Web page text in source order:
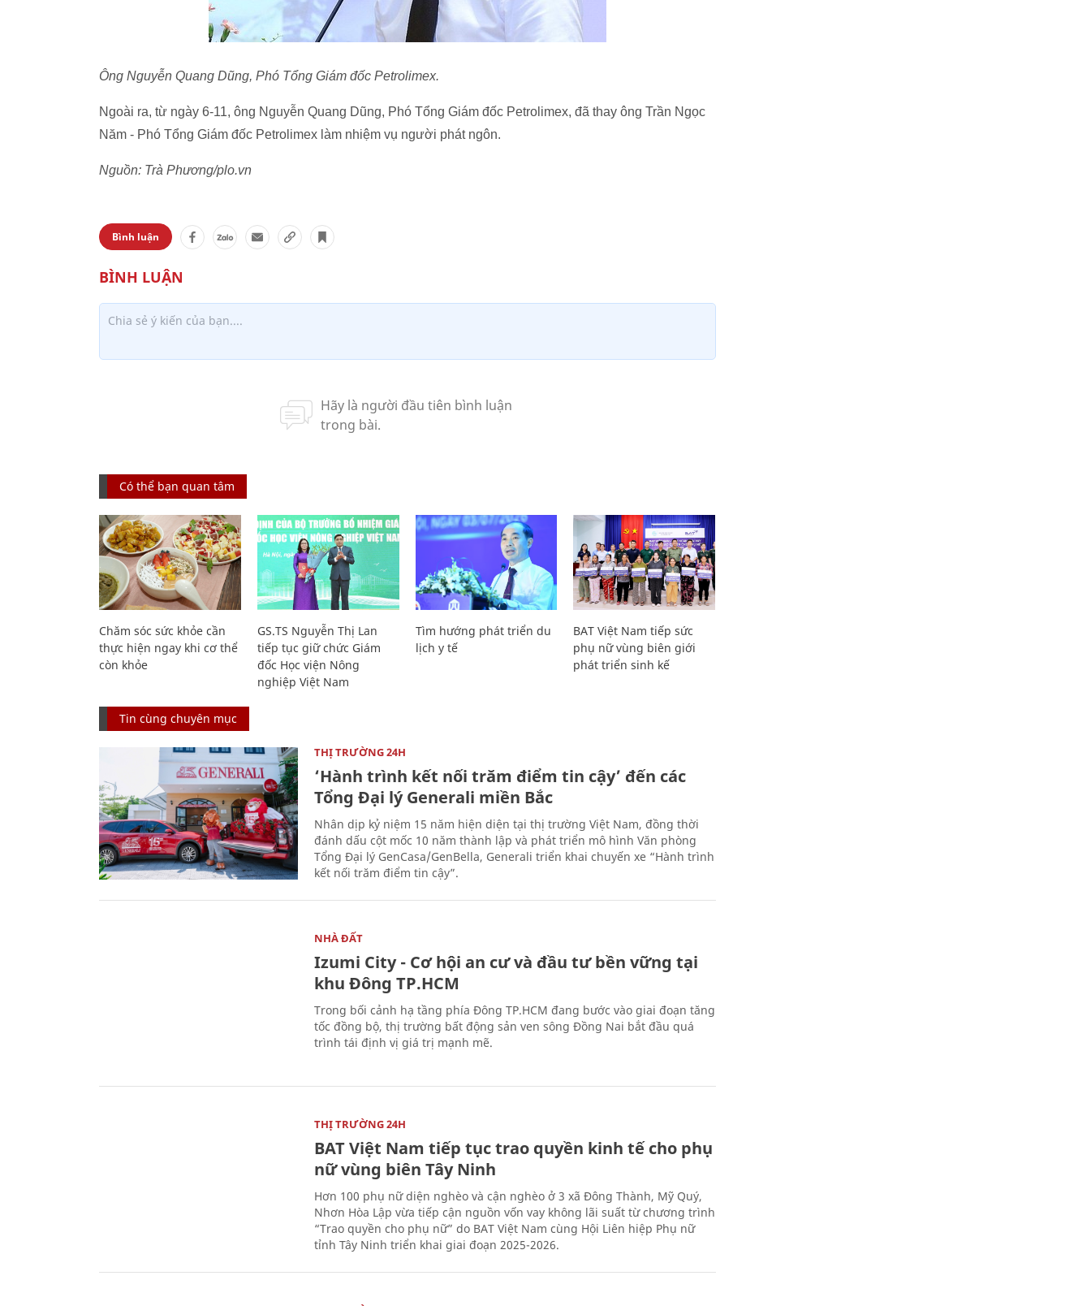
Ông Nguyễn Quang Dũng, Phó Tổng Giám đốc Petrolimex.
Ngoài ra, từ ngày 6-11, ông Nguyễn Quang Dũng, Phó Tổng Giám đốc Petrolimex, đã thay ông Trần Ngọc
Năm - Phó Tổng Giám đốc Petrolimex làm nhiệm vụ người phát ngôn.
Nguồn: Trà Phương/plo.vn
Bình luận
Có thể bạn quan tâm
Chăm sóc sức khỏe cần
thực hiện ngay khi cơ thể
còn khỏe
GS.TS Nguyễn Thị Lan
tiếp tục giữ chức Giám
đốc Học viện Nông
nghiệp Việt Nam
Tìm hướng phát triển du
lịch y tế
BAT Việt Nam tiếp sức
phụ nữ vùng biên giới
phát triển sinh kế
Tin cùng chuyên mục
THỊ TRƯỜNG 24H
‘Hành trình kết nối trăm điểm tin cậy’ đến các
Tổng Đại lý Generali miền Bắc
Nhân dịp kỷ niệm 15 năm hiện diện tại thị trường Việt Nam, đồng thời
đánh dấu cột mốc 10 năm thành lập và phát triển mô hình Văn phòng
Tổng Đại lý GenCasa/GenBella, Generali triển khai chuyến xe “Hành trình
kết nối trăm điểm tin cậy”.
NHÀ ĐẤT
Izumi City - Cơ hội an cư và đầu tư bền vững tại
khu Đông TP.HCM
Trong bối cảnh hạ tầng phía Đông TP.HCM đang bước vào giai đoạn tăng
tốc đồng bộ, thị trường bất động sản ven sông Đồng Nai bắt đầu quá
trình tái định vị giá trị mạnh mẽ.
THỊ TRƯỜNG 24H
BAT Việt Nam tiếp tục trao quyền kinh tế cho phụ
nữ vùng biên Tây Ninh
Hơn 100 phụ nữ diện nghèo và cận nghèo ở 3 xã Đông Thành, Mỹ Quý,
Nhơn Hòa Lập vừa tiếp cận nguồn vốn vay không lãi suất từ chương trình
“Trao quyền cho phụ nữ” do BAT Việt Nam cùng Hội Liên hiệp Phụ nữ
tỉnh Tây Ninh triển khai giai đoạn 2025-2026.